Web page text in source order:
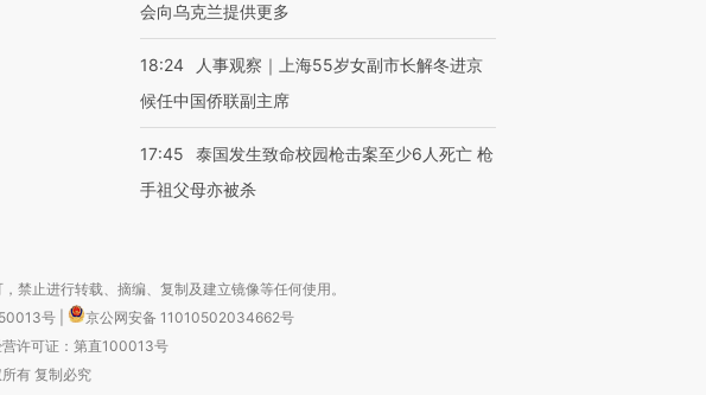
会向乌克兰提供更多
18:24
人事观察｜上海55岁女副市长解冬进京
候任中国侨联副主席
17:45
泰国发生致命校园枪击案至少6人死亡 枪
手祖父母亦被杀
禁止进行转载、摘编、复制及建立镜像等任何使用。
号
京公网安备 11010502034662号
许可证：第直100013号
有 复制必究